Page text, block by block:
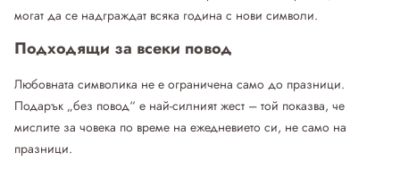
могат да се надграждат всяка година с нови символи.
Подходящи за всеки повод
Любовната символика не е ограничена само до празници.
Подарък „без повод“ е най-силният жест – той показва, че
мислите за човека по време на ежедневието си, не само на
празници.